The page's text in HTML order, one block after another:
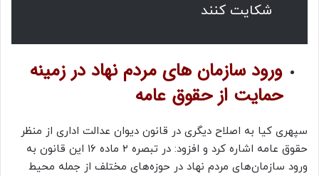
شکایت کنند
ورود سازمان ‌های مردم نهاد در زمینه
حمایت از حقوق عامه
سپهری کیا به اصلاح دیگری در قانون دیوان عدالت اداری از منظر
حقوق عامه اشاره کرد و افزود: در تبصره ۲ ماده ۱۶ این قانون به
ورود سازمان‌های مردم نهاد در حوزه‌های مختلف از جمله محیط